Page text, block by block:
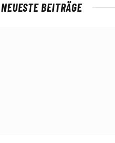
NEUESTE BEITRÄGE